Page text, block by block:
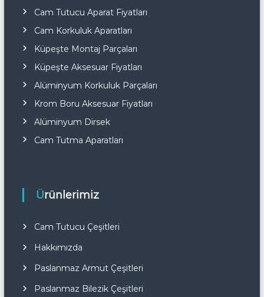
Cam Tutucu Aparat Fiyatları
Cam Korkuluk Aparatları
Küpeşte Montaj Parçaları
Küpeşte Aksesuar Fiyatları
Alüminyum Korkuluk Parçaları
Krom Boru Aksesuar Fiyatları
Alüminyum Dirsek
Cam Tutma Aparatları
Ürünlerimiz
Cam Tutucu Çeşitleri
Hakkımızda
Paslanmaz Armut Çeşitleri
Paslanmaz Bilezik Çeşitleri